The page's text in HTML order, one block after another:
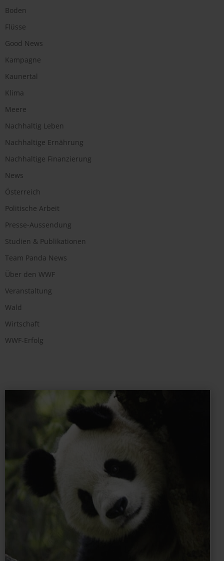
Boden
Flüsse
Good News
Kampagne
Kaunertal
Klima
Meere
Nachhaltig Leben
Nachhaltige Ernährung
Nachhaltige Finanzierung
News
Österreich
Politische Arbeit
Presse-Aussendung
Studien & Publikationen
Team Panda News
Über den WWF
Veranstaltung
Wald
Wirtschaft
WWF-Erfolg